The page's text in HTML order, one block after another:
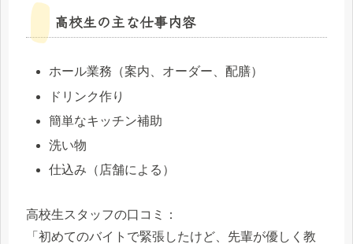
高校生の主な仕事内容
ホール業務（案内、オーダー、配膳）
ドリンク作り
簡単なキッチン補助
洗い物
仕込み（店舗による）
高校生スタッフの口コミ：
「初めてのバイトで緊張したけど、先輩が優しく教